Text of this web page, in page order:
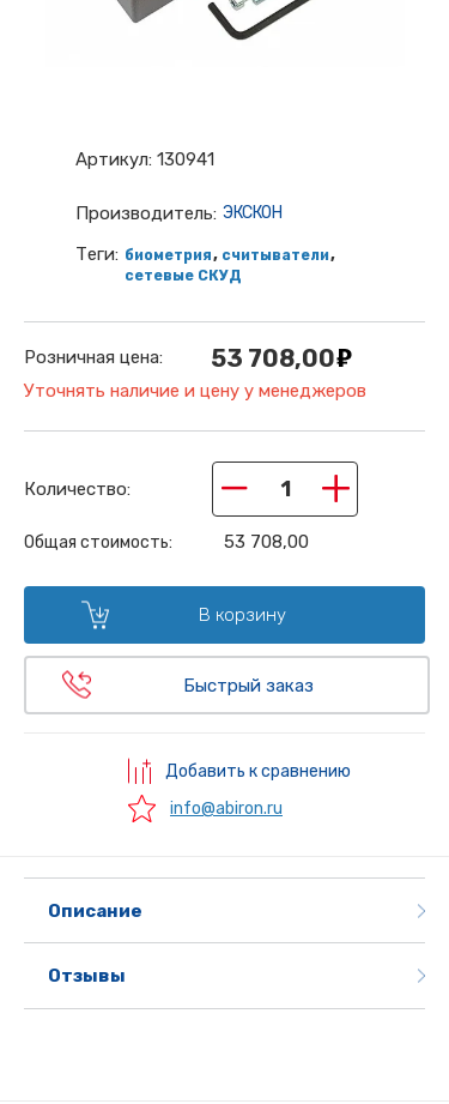
Розничная цена: 53 708,00
Уточнять наличие и цену у менеджеров
Количество: − +
Общая стоимость: 53 708,00
В корзину
Быстрый заказ
Добавить к сравнению
info@abiron.ru
Артикул: 130941
Производитель: ЭКСКОН
Теги: биометрия, считыватели,
сетевые СКУД
Описание
Отзывы